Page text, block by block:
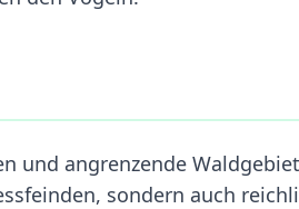
und angrenzende
sondern auch